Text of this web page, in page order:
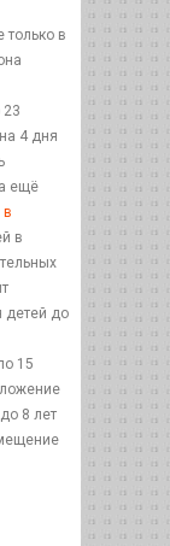
только в
23
4 дня
ещё
в
в
детей до
15
8 лет